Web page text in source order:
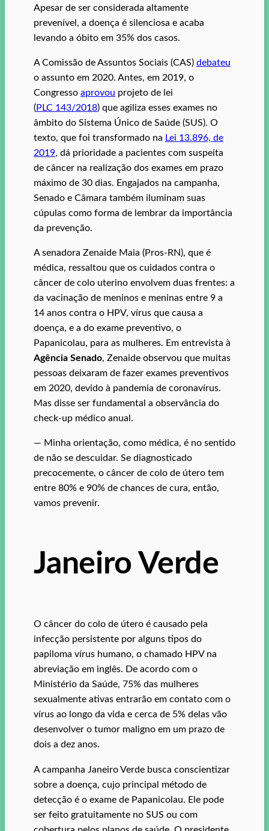
Apesar de ser considerada altamente
prevenível, a doença é silenciosa e acaba
levando a óbito em 35% dos casos.
A Comissão de Assuntos Sociais (CAS) debateu
o assunto em 2020. Antes, em 2019, o
Congresso aprovou projeto de lei
(PLC 143/2018) que agiliza esses exames no
âmbito do Sistema Único de Saúde (SUS). O
texto, que foi transformado na Lei 13.896, de
2019, dá prioridade a pacientes com suspeita
de câncer na realização dos exames em prazo
máximo de 30 dias. Engajados na campanha,
Senado e Câmara também iluminam suas
cúpulas como forma de lembrar da importância
da prevenção.
A senadora Zenaide Maia (Pros-RN), que é
médica, ressaltou que os cuidados contra o
câncer de colo uterino envolvem duas frentes: a
da vacinação de meninos e meninas entre 9 a
14 anos contra o HPV, vírus que causa a
doença, e a do exame preventivo, o
Papanicolau, para as mulheres. Em entrevista à
Agência Senado, Zenaide observou que muitas
pessoas deixaram de fazer exames preventivos
em 2020, devido à pandemia de coronavírus.
Mas disse ser fundamental a observância do
check-up médico anual.
— Minha orientação, como médica, é no sentido
de não se descuidar. Se diagnosticado
precocemente, o câncer de colo de útero tem
entre 80% e 90% de chances de cura, então,
vamos prevenir.
Janeiro Verde
O câncer do colo de útero é causado pela
infecção persistente por alguns tipos do
papiloma vírus humano, o chamado HPV na
abreviação em inglês. De acordo com o
Ministério da Saúde, 75% das mulheres
sexualmente ativas entrarão em contato com o
vírus ao longo da vida e cerca de 5% delas vão
desenvolver o tumor maligno em um prazo de
dois a dez anos.
A campanha Janeiro Verde busca conscientizar
sobre a doença, cujo principal método de
detecção é o exame de Papanicolau. Ele pode
ser feito gratuitamente no SUS ou com